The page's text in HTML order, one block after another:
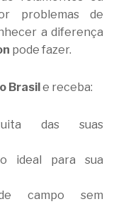
problemas de
a diferença
pode fazer.
Brasil e receba:
das suas
ideal para sua
campo sem